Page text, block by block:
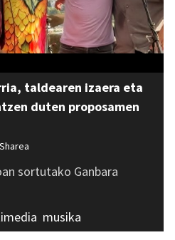
taldearen izaera eta
duten proposamen
sortutako Ganbara
musika